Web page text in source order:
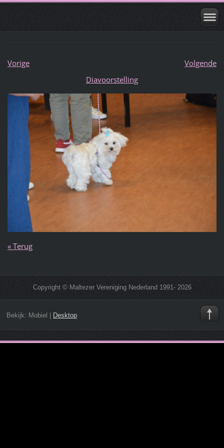
Vorige
Volgende
Diavoorstelling
« Terug
Copyright © Maltezer Vereniging Nederland 1991- 2026
Bekijk: Mobiel Desktop